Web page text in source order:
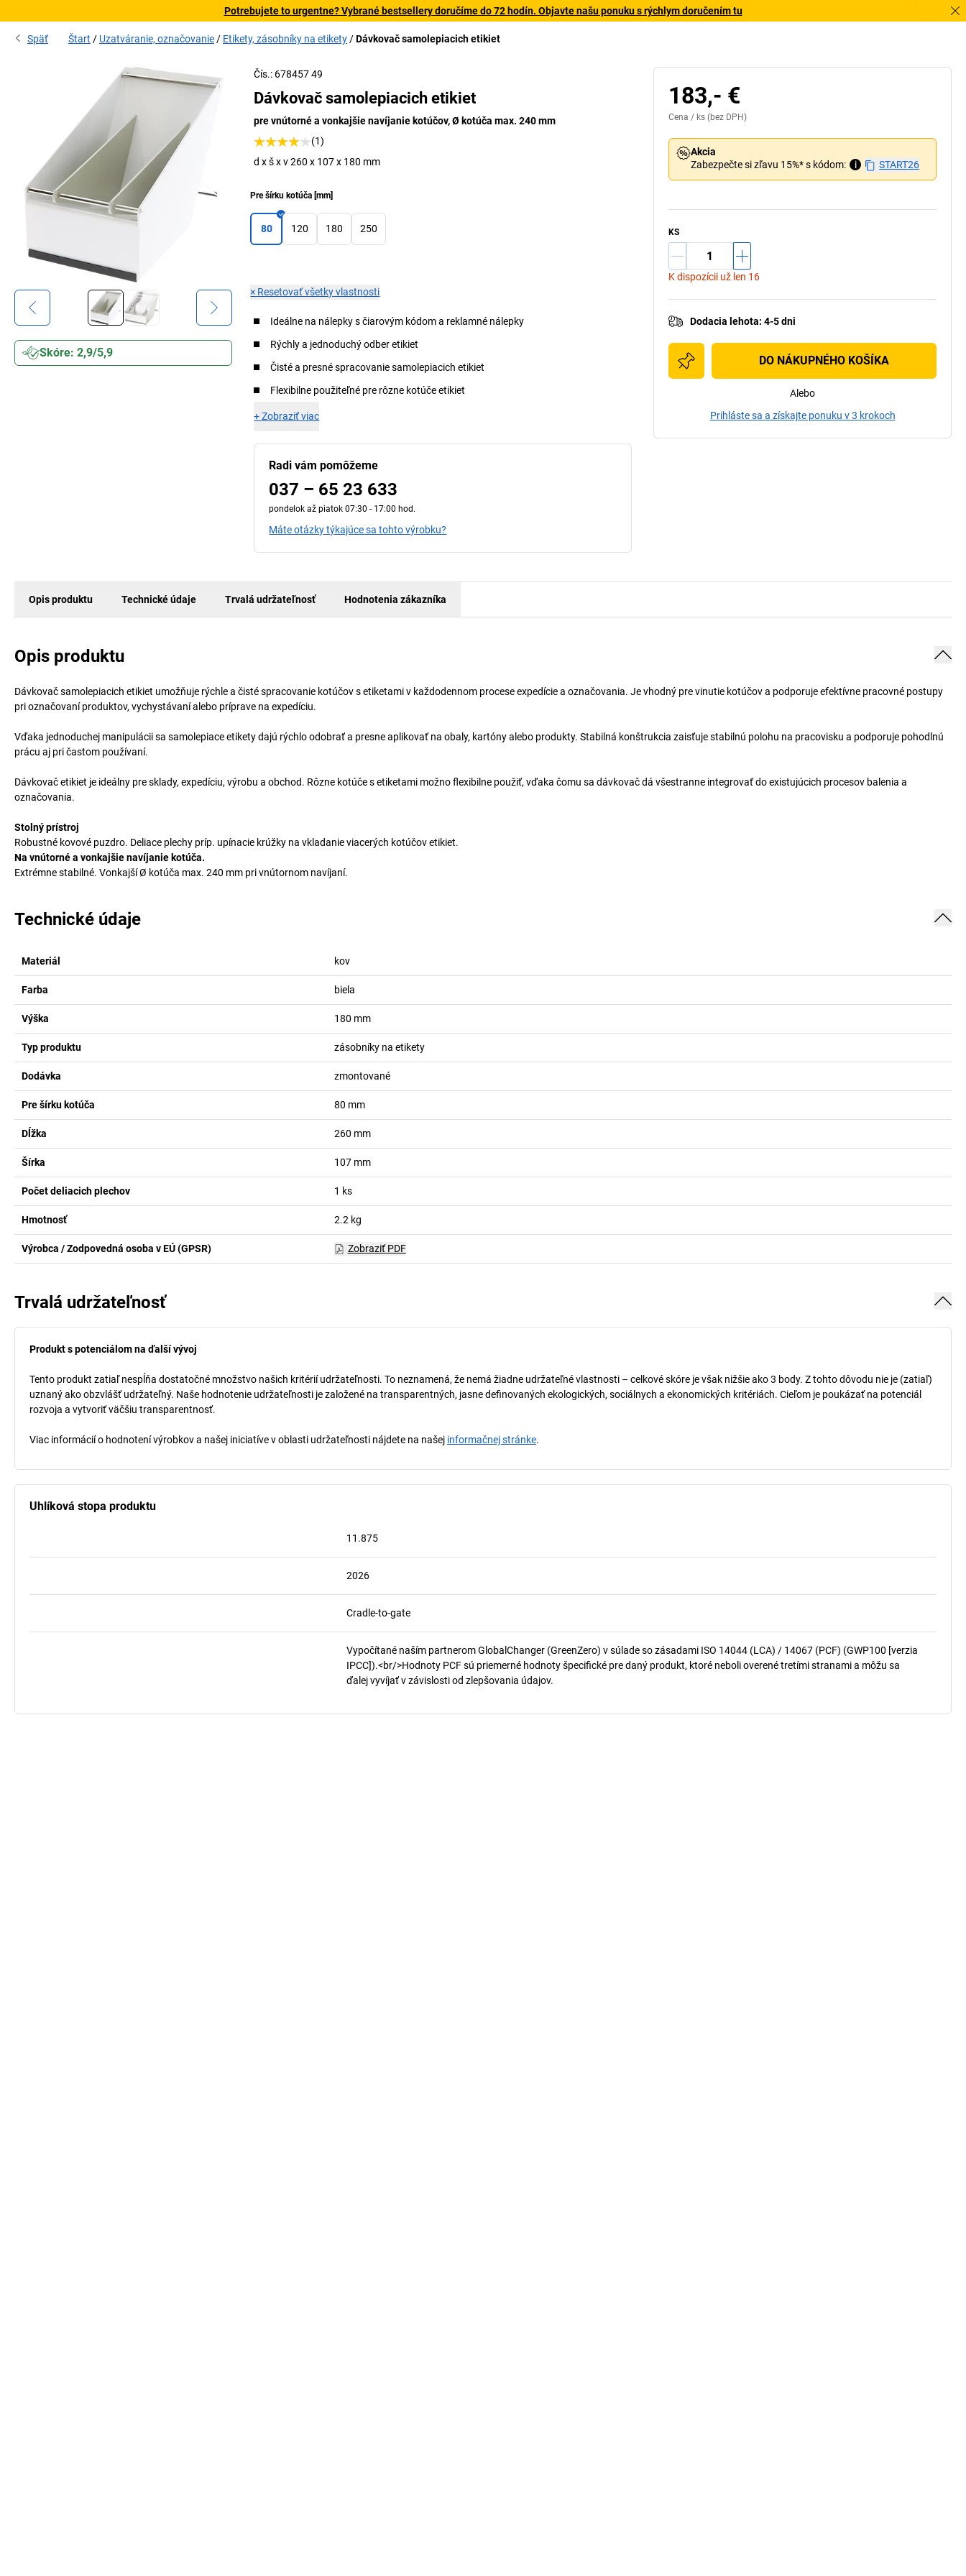
Potrebujete to urgentne? Vybrané bestsellery doručíme do 72 hodín. Objavte našu ponuku s rýchlym doručením tu
Späť Štart Uzatváranie, označovanie Etikety, zásobníky na etikety Dávkovač samolepiacich etikiet
Skóre: 2,9/5,9
Čís.: 678457 49
Dávkovač samolepiacich etikiet
pre vnútorné a vonkajšie navíjanie kotúčov, Ø kotúča max. 240 mm
(1)
d x š x v 260 x 107 x 180 mm
Pre šírku kotúča [mm]
80 120 180 250
× Resetovať všetky vlastnosti
Ideálne na nálepky s čiarovým kódom a reklamné nálepky
Rýchly a jednoduchý odber etikiet
Čisté a presné spracovanie samolepiacich etikiet
Flexibilne použiteľné pre rôzne kotúče etikiet
+Zobraziť viac
Radi vám pomôžeme
037 – 65 23 633
pondelok až piatok 07:30 - 17:00 hod.
Máte otázky týkajúce sa tohto výrobku?
183,- €
Cena / ks (bez DPH)
Akcia
Zabezpečte si zľavu 15%* s kódom:
i START26
KS
K dispozícii už len 16
Dodacia lehota:4-5 dni
DO NÁKUPNÉHO KOŠÍKA
Alebo
Prihláste sa a získajte ponuku v 3 krokoch
Opis produktu Technické údaje Trvalá udržateľnosť Hodnotenia zákazníka
Opis produktu
Dávkovač samolepiacich etikiet umožňuje rýchle a čisté spracovanie kotúčov s etiketami v každodennom procese expedície a označovania. Je vhodný pre vinutie kotúčov a podporuje efektívne pracovné postupy
pri označovaní produktov, vychystávaní alebo príprave na expedíciu.
Vďaka jednoduchej manipulácii sa samolepiace etikety dajú rýchlo odobrať a presne aplikovať na obaly, kartóny alebo produkty. Stabilná konštrukcia zaisťuje stabilnú polohu na pracovisku a podporuje pohodlnú
prácu aj pri častom používaní.
Dávkovač etikiet je ideálny pre sklady, expedíciu, výrobu a obchod. Rôzne kotúče s etiketami možno flexibilne použiť, vďaka čomu sa dávkovač dá všestranne integrovať do existujúcich procesov balenia a
označovania.
Stolný prístroj
Robustné kovové puzdro. Deliace plechy príp. upínacie krúžky na vkladanie viacerých kotúčov etikiet.
Na vnútorné a vonkajšie navíjanie kotúča.
Extrémne stabilné. Vonkajší Ø kotúča max. 240 mm pri vnútornom navíjaní.
Technické údaje
Materiál kov
Farba biela
Výška 180 mm
Typ produktu zásobníky na etikety
Dodávka zmontované
Pre šírku kotúča 80 mm
Dĺžka 260 mm
Šírka 107 mm
Počet deliacich plechov 1 ks
Hmotnosť 2.2 kg
Výrobca / Zodpovedná osoba v EÚ (GPSR) Zobraziť PDF
Trvalá udržateľnosť
Produkt s potenciálom na ďalší vývoj
Tento produkt zatiaľ nespĺňa dostatočné množstvo našich kritérií udržateľnosti. To neznamená, že nemá žiadne udržateľné vlastnosti – celkové skóre je však nižšie ako 3 body. Z tohto dôvodu nie je (zatiaľ)
uznaný ako obzvlášť udržateľný. Naše hodnotenie udržateľnosti je založené na transparentných, jasne definovaných ekologických, sociálnych a ekonomických kritériách. Cieľom je poukázať na potenciál
rozvoja a vytvoriť väčšiu transparentnosť.
Viac informácií o hodnotení výrobkov a našej iniciatíve v oblasti udržateľnosti nájdete na našej informačnej stránke.
Uhlíková stopa produktu
11.875
2026
Cradle-to-gate
Vypočítané naším partnerom GlobalChanger (GreenZero) v súlade so zásadami ISO 14044 (LCA) / 14067 (PCF) (GWP100 [verzia
IPCC]).<br/>Hodnoty PCF sú priemerné hodnoty špecifické pre daný produkt, ktoré neboli overené tretími stranami a môžu sa
ďalej vyvíjať v závislosti od zlepšovania údajov.